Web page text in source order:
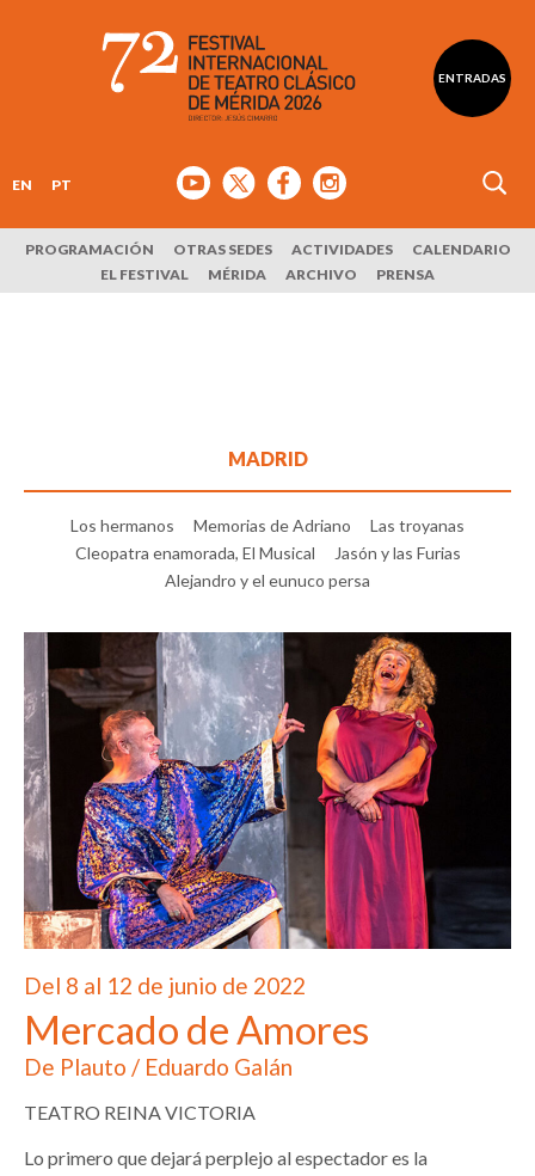
ENTRADAS
EN PT
PROGRAMACIÓN OTRAS SEDES ACTIVIDADES
CALENDARIO
EL FESTIVAL
MÉRIDA ARCHIVO PRENSA
MADRID
Los hermanos Memorias de Adriano
Las troyanas
Cleopatra enamorada, El Musical
Jasón y las Furias
Alejandro y el eunuco persa
Del 8 al 12 de junio de 2022
Mercado de Amores
De Plauto / Eduardo Galán
TEATRO REINA VICTORIA
Lo primero que dejará perplejo al espectador es la